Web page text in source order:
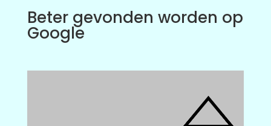
Beter gevonden worden op
Google